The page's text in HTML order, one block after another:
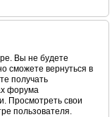
Вы не будете
сможете вернуться в
получать
форума
Просмотреть свои
пользователя.